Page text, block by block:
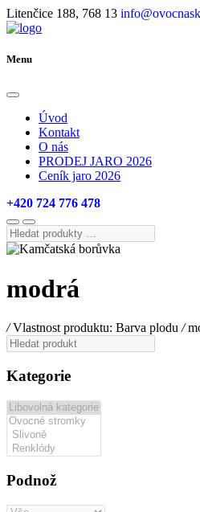
Litenčice 188, 768 13
Menu
Úvod
Kontakt
O nás
PRODEJ JARO 2026
Ceník jaro 2026
+420 724 776 478
Hledat
produkty
modrá
/Vlastnost produktu: Barva plodu /
Hledat
produkt
Kategorie
Podnož